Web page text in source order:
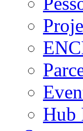
Hub